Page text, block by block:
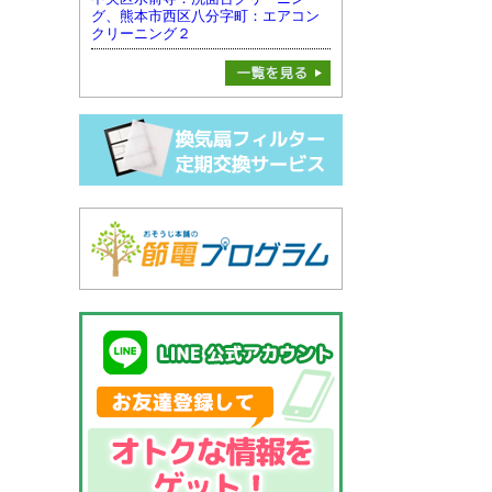
グ、熊本市西区八分字町：エアコン
クリーニング２